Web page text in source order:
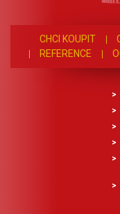
CHCI KOUPIT
REFERENCE